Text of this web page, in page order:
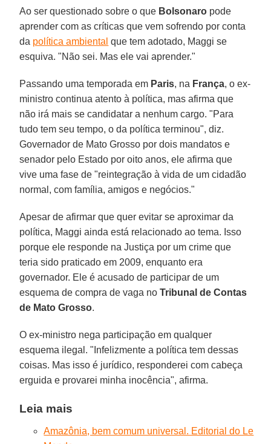
Ao ser questionado sobre o que Bolsonaro pode
aprender com as críticas que vem sofrendo por conta
da política ambiental que tem adotado, Maggi se
esquiva. "Não sei. Mas ele vai aprender."
Passando uma temporada em Paris, na França, o ex-
ministro continua atento à política, mas afirma que
não irá mais se candidatar a nenhum cargo. "Para
tudo tem seu tempo, o da política terminou", diz.
Governador de Mato Grosso por dois mandatos e
senador pelo Estado por oito anos, ele afirma que
vive uma fase de "reintegração à vida de um cidadão
normal, com família, amigos e negócios."
Apesar de afirmar que quer evitar se aproximar da
política, Maggi ainda está relacionado ao tema. Isso
porque ele responde na Justiça por um crime que
teria sido praticado em 2009, enquanto era
governador. Ele é acusado de participar de um
esquema de compra de vaga noTribunal de Contas
de Mato Grosso.
O ex-ministro nega participação em qualquer
esquema ilegal. "Infelizmente a política tem dessas
coisas. Mas isso é jurídico, responderei com cabeça
erguida e provarei minha inocência", afirma.
Leia mais
Amazônia, bem comum universal. Editorial do Le